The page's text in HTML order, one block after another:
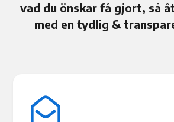
vad du önskar få gjort, så
med en tydlig &
